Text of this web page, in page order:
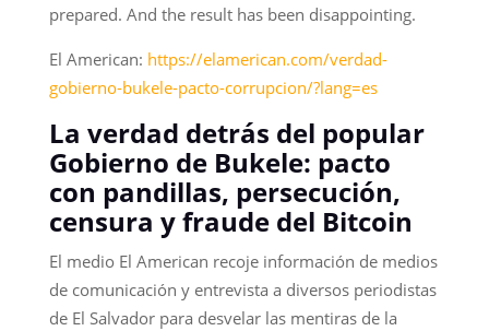
prepared. And the result has been disappointing.
El American: https://elamerican.com/verdad-
gobierno-bukele-pacto-corrupcion/?lang=es
La verdad detrás del popular
Gobierno de Bukele: pacto
con pandillas, persecución,
censura y fraude del Bitcoin
El medio El American recoje información de medios
de comunicación y entrevista a diversos periodistas
de El Salvador para desvelar las mentiras de la